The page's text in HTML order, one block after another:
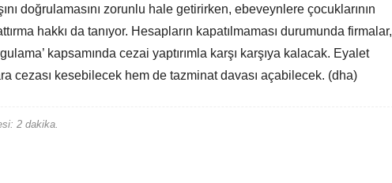
doğrulamasını zorunlu hale getirirken, ebeveynlere çocuklarının
hakkı da tanıyor. Hesapların kapatılmaması durumunda firmalar,
kapsamında cezai yaptırımla karşı karşıya kalacak. Eyalet
cezası kesebilecek hem de tazminat davası açabilecek. (dha)
2 dakika.